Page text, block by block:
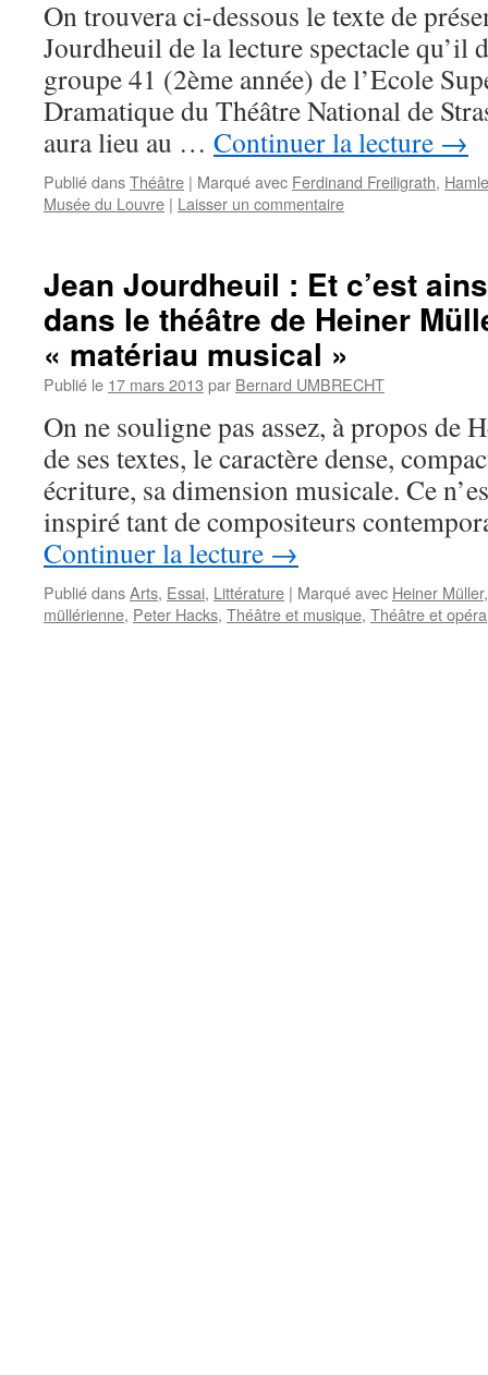
On trouvera ci-dessous le texte de
Jourdheuil de la lecture spectacle qu’il
groupe 41 (2ème année) de l’Ecole
Dramatique du Théâtre National de
aura lieu au … Continuer la lecture →
Publié dansThéâtre | Marqué avec Ferdinand Freiligrath,
Musée du Louvre | Laisser un commentaire
Jean Jourdheuil : Et c’est
dans le théâtre de Heiner
« matériau musical »
Publié le 17 mars 2013 par Bernard UMBRECHT
On ne souligne pas assez, à propos de
de ses textes, le caractère dense,
écriture, sa dimension musicale. Ce
inspiré tant de compositeurs
Continuer la lecture →
Publié dansArts, Essai, Littérature | Marqué avec Heiner Müller
müllérienne, Peter Hacks, Théâtre et musique, Théâtre et opéra